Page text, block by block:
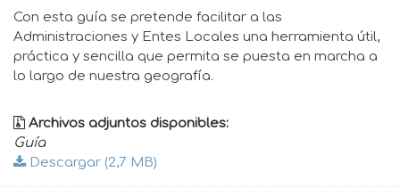
Con esta guía se pretende facilitar a las
Administraciones y Entes Locales una herramienta útil,
práctica y sencilla que permita se puesta en marcha a
lo largo de nuestra geografía.
Archivos adjuntos disponibles:
Guía
Descargar (2,7 MB)